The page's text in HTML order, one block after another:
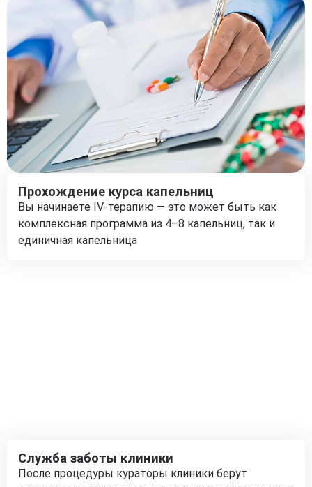
Прохождение курса капельниц
Вы начинаете IV-терапию — это может быть как
комплексная программа из 4–8 капельниц, так и
единичная капельница
Служба заботы клиники
После процедуры кураторы клиники берут